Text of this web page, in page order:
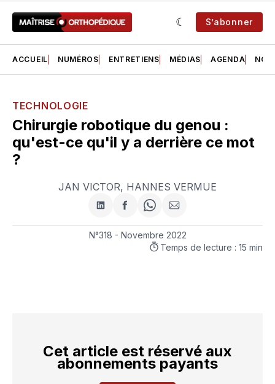
S’abonner
ACCUEIL NUMÉROS ENTRETIENS MÉDIAS AGENDA NOS
TECHNOLOGIE
Chirurgie robotique du genou :
qu'est-ce qu'il y a derrière ce mot
?
JAN VICTOR, HANNES VERMUE
Partager
sur
LinkedIn
Partager
sur
Facebook
Share
on
WhatsApp
Partager
par
courriel
N°318 - Novembre 2022
Temps de lecture : 15 min
Cet article est réservé aux
abonnements payants